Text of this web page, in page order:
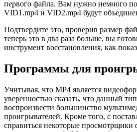
первого файла. Вам нужно немного
VID1.mp4 и VID2.mp4 будут
Подтвердите это, проверив размер
теперь это в два раза больше, вы
инструмент восстановления, как
Программы для
Учитывая, что MP4 является
уверенностью сказать, что данный
воспроизвести большинство
проигрывателей. Кроме того, с
справиться некоторые просмотрщики